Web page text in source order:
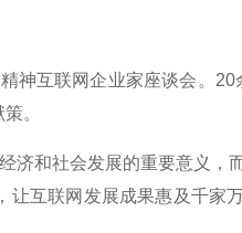
神互联网企业家座谈会。20
。
和社会发展的重要意义，
互联网发展成果惠及千家